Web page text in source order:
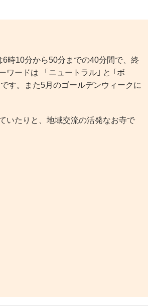
時10分から50分までの40分間で、終
ワードは 「ニュートラル｣ と ｢ボ
す。また5月のゴールデンウィークに
いたりと、地域交流の活発なお寺で